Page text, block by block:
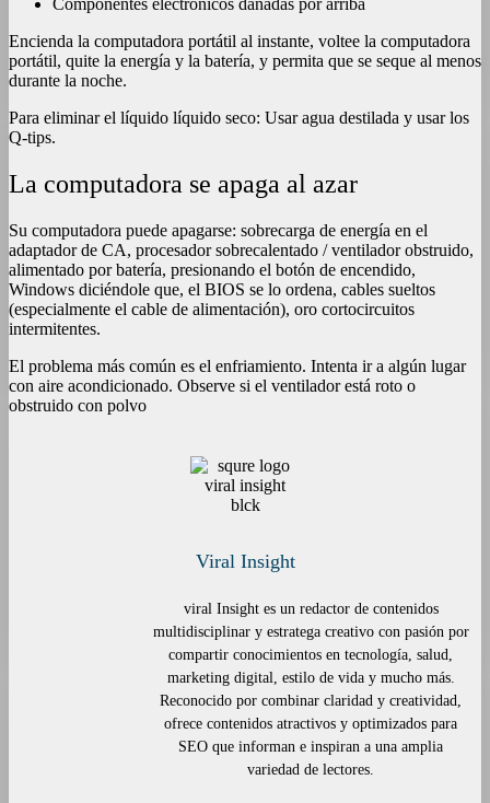
Componentes electrónicos dañadas por arriba
Encienda la computadora portátil al instante, voltee la computadora
portátil, quite la energía y la batería, y permita que se seque al menos
durante la noche.
Para eliminar el líquido líquido seco: Usar agua destilada y usar los
Q-tips.
La computadora se apaga al azar
Su computadora puede apagarse: sobrecarga de energía en el
adaptador de CA, procesador sobrecalentado / ventilador obstruido,
alimentado por batería, presionando el botón de encendido,
Windows diciéndole que, el BIOS se lo ordena, cables sueltos
(especialmente el cable de alimentación), oro cortocircuitos
intermitentes.
El problema más común es el enfriamiento. Intenta ir a algún lugar
con aire acondicionado. Observe si el ventilador está roto o
obstruido con polvo
Viral Insight
viral Insight es un redactor de contenidos
multidisciplinar y estratega creativo con pasión por
compartir conocimientos en tecnología, salud,
marketing digital, estilo de vida y mucho más.
Reconocido por combinar claridad y creatividad,
ofrece contenidos atractivos y optimizados para
SEO que informan e inspiran a una amplia
variedad de lectores.